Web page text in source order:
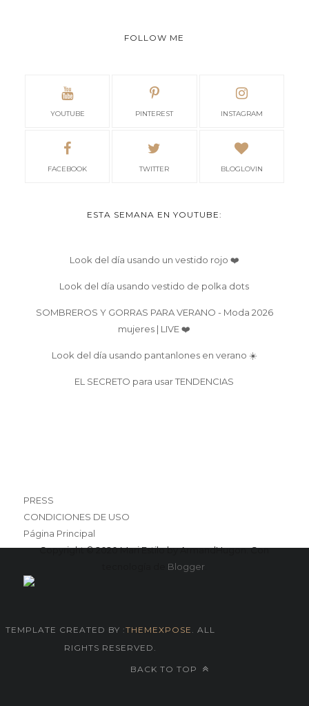
FOLLOW ME
YOUTUBE PINTEREST INSTAGRAM
FACEBOOK TWITTER BLOGLOVIN
ESTA SEMANA EN YOUTUBE:
Look del día usando un vestido rojo ❤️
Look del día usando vestido de polka dots
SOMBREROS Y GORRAS PARA VERANO - Moda 2026
mujeres | LIVE ❤️
Look del día usando pantanlones en verano ☀️
EL SECRETO para usar TENDENCIAS
PRESS
CONDICIONES DE USO
Página Principal
Copyright © 2020 Mari Estilo by ArmandHugon. Con
Blogger.
TEMPLATE CREATED BY :THEMEXPOSE
. ALL
RIGHTS RESERVED.
BACK TO TOP